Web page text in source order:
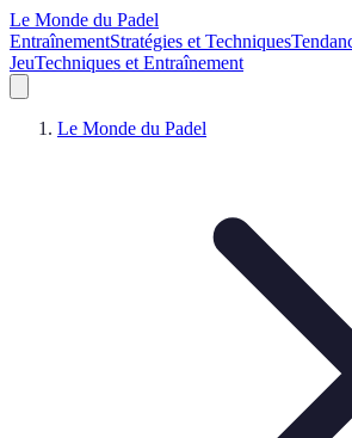
Le Monde du Padel
EntraînementStratégies et Techniques
JeuTechniques et Entraînement
Le Monde du Padel